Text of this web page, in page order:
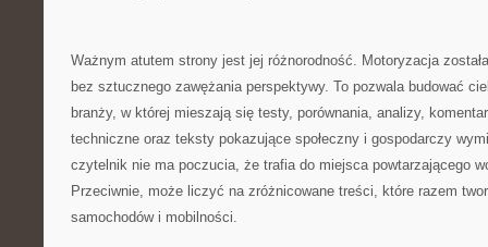
Ważnym atutem strony jest jej różnorodność. Motoryzacja
bez sztucznego zawężania perspektywy. To pozwala budować
branży, w której mieszają się testy, porównania, analizy,
techniczne oraz teksty pokazujące społeczny i gospodarczy
czytelnik nie ma poczucia, że trafia do miejsca powtarzającego
Przeciwnie, może liczyć na zróżnicowane treści, które razem
samochodów i mobilności.